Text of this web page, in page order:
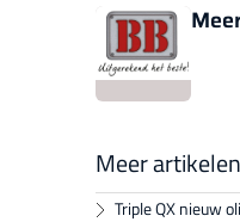
Meer artikelen
Triple QX nieuw